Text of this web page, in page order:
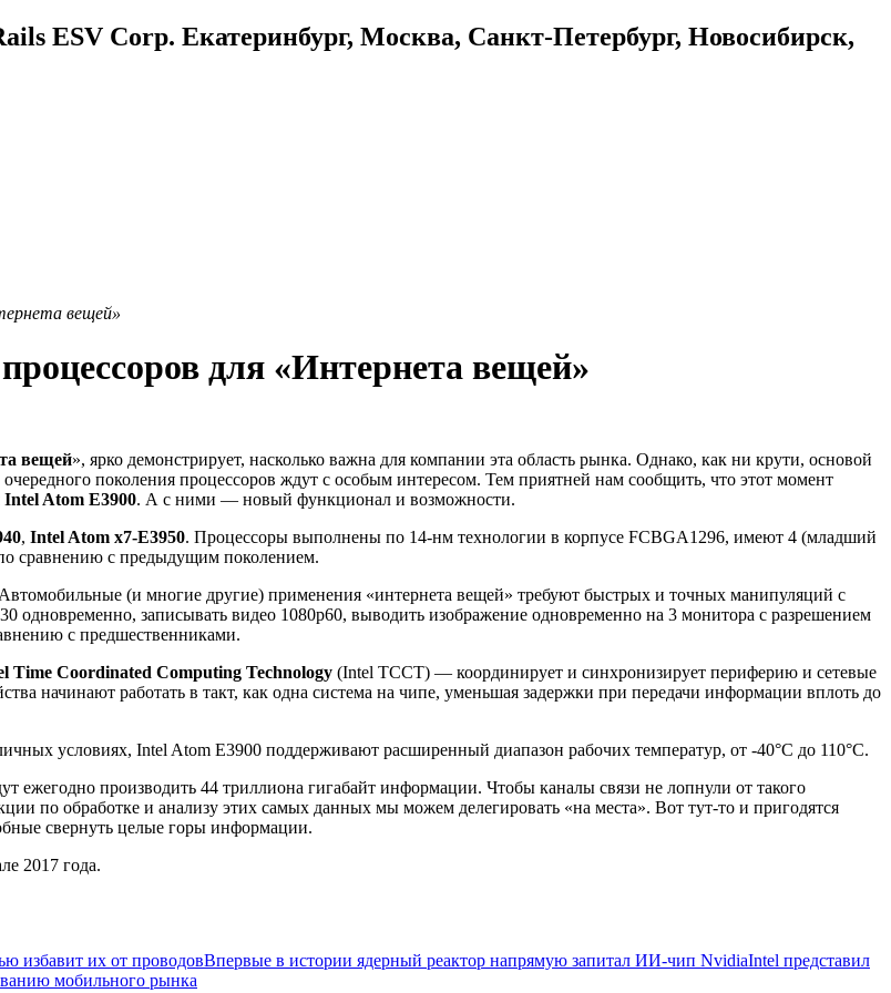
ESV Corp. Екатеринбург, Москва, Санкт-Петербург, Новосибирск,
вещей»
для «Интернета вещей»
вещей», ярко демонстрирует, насколько важна для компании эта область рынка. Однако, как ни крути, основой
поколения процессоров ждут с особым интересом. Тем приятней нам сообщить, что этот момент
Intel Atom E3900. А с ними — новый функционал и возможности.
, Intel Atom x7-E3950. Процессоры выполнены по 14-нм технологии в корпусе FCBGA1296, имеют 4 (младший
сравнению с предыдущим поколением.
(и многие другие) применения «интернета вещей» требуют быстрых и точных манипуляций с
одновременно, записывать видео 1080p60, выводить изображение одновременно на 3 монитора с разрешением
с предшественниками.
Time Coordinated Computing Technology (Intel TCCT) — координирует и синхронизирует периферию и сетевые
начинают работать в такт, как одна система на чипе, уменьшая задержки при передачи информации вплоть до
условиях, Intel Atom E3900 поддерживают расширенный диапазон рабочих температур, от -40°C до 110°C.
ежегодно производить 44 триллиона гигабайт информации. Чтобы каналы связи не лопнули от такого
по обработке и анализу этих самых данных мы можем делегировать «на места». Вот тут-то и пригодятся
свернуть целые горы информации.
2017 года.
избавит их от проводовВпервые в истории ядерный реактор напрямую запитал ИИ-чип NvidiaIntel представил
мобильного рынка